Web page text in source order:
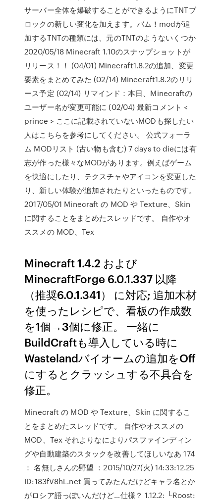
サーバー全体を爆破することができるようにTNTブ
ロックの新しい変化を加えます。バム！modが追
加するTNTの種類には、元のTNTのようないくつか
2020/05/18 Minecraft 1.10のスナップショットが
リリース！！ (04/01) Minecraft1.8.2の追加、変更
要素をまとめてみた (02/14) Minecraft1.8.2のリリ
ース予定 (02/14) リマインド：本日、Minecraftの
ユーザー名が変更可能に (02/04) 最新コメント <
prince > ここに記載されていないMODも探したい
人はこちらを参考にしてください。 公式フォーラ
ム MODリスト (古い物も含む) 7 days to dieには有
志が作った様々なMODがあります。例えばゲーム
を快適にしたり、テクスチャやアイコンを変更した
り、新しい体験が追加されたりといったものです。
2017/05/01 Minecraft の MOD や Texture、Skin
に関することをまとめたスレッドです。 自作やオ
ススメの MOD、Tex
Minecraft 1.4.2 および
MinecraftForge 6.0.1.337 以降
（推奨6.0.1.341） に対応; 追加木材
を使ったレシピで、看板の作成数
を1個→3個に修正。 一緒に
BuildCraftも導入している時に
Wastelandバイオームの追加をOff
にするとクラッシュする不具合を
修正。
Minecraft の MOD や Texture、Skin に関するこ
とをまとめたスレッドです。 自作やオススメの
MOD、Tex それよりなによりパスファインディン
グや自動建築のスタックを改善してほしいなあ 174
： 名無しさんの野望 ：2015/10/27(火) 14:33:12.25
ID:183fV8hL.net 買ってみたんだけどキャラ名とか
がロシア語っぽいんだけど…仕様？ 1.12.2: └Roost: